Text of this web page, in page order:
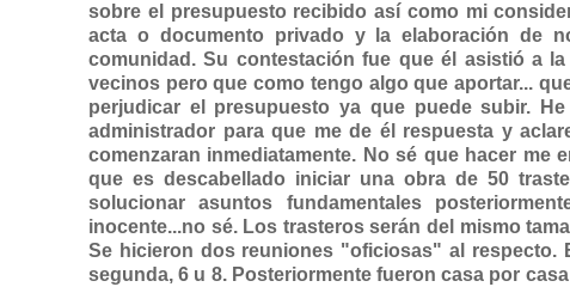
sobre el presupuesto recibido así como mi
acta o documento privado y la elaboración de
comunidad. Su contestación fue que él asistió a
vecinos pero que como tengo algo que aportar...
perjudicar el presupuesto ya que puede subir.
administrador para que me de él respuesta y
comenzaran inmediatamente. No sé que hacer
que es descabellado iniciar una obra de 50
solucionar asuntos fundamentales
inocente...no sé. Los trasteros serán del mismo
Se hicieron dos reuniones "oficiosas" al respecto.
segunda, 6 u 8. Posteriormente fueron casa por